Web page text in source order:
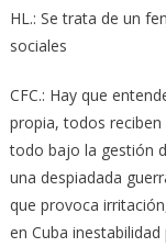
HL.: Se trata de un
sociales
CFC.: Hay que
propia, todos
todo bajo la gestión
una despiadada
que provoca
en Cuba